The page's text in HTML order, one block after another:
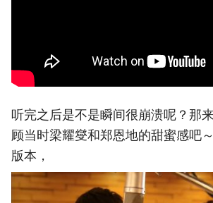
听完之后是不是瞬间很崩溃呢？那
顾当时梁耀燮和郑恩地的甜蜜感吧
版本，